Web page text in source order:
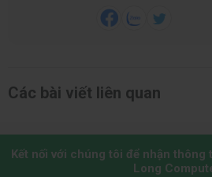
Các bài viết liên quan
Kết nối với chúng tôi để nhận thông
Long